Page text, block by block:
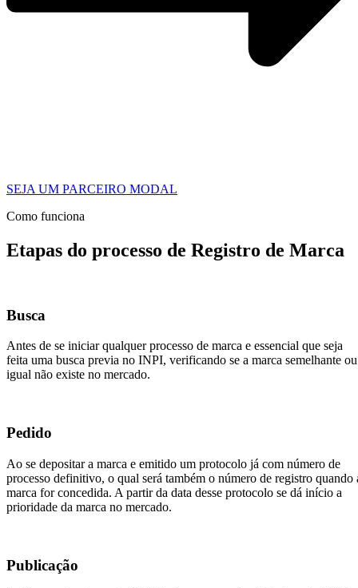
SEJA UM PARCEIRO MODAL
Como funciona
Etapas do processo de Registro de Marca
Busca
Antes de se iniciar qualquer processo de marca e essencial que seja
feita uma busca previa no INPI, verificando se a marca semelhante ou
igual não existe no mercado.
Pedido
Ao se depositar a marca e emitido um protocolo já com número de
processo definitivo, o qual será também o número de registro quando
marca for concedida. A partir da data desse protocolo se dá início a
prioridade da marca no mercado.
Publicação